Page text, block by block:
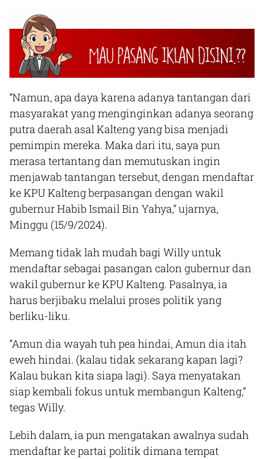
“Namun, apa daya karena adanya tantangan dari
masyarakat yang menginginkan adanya seorang
putra daerah asal Kalteng yang bisa menjadi
pemimpin mereka. Maka dari itu, saya pun
merasa tertantang dan memutuskan ingin
menjawab tantangan tersebut, dengan mendaftar
ke KPU Kalteng berpasangan dengan wakil
gubernur Habib Ismail Bin Yahya,” ujarnya,
Minggu (15/9/2024).
Memang tidak lah mudah bagi Willy untuk
mendaftar sebagai pasangan calon gubernur dan
wakil gubernur ke KPU Kalteng. Pasalnya, ia
harus berjibaku melalui proses politik yang
berliku-liku.
“Amun dia wayah tuh pea hindai, Amun dia itah
eweh hindai. (kalau tidak sekarang kapan lagi?
Kalau bukan kita siapa lagi). Saya menyatakan
siap kembali fokus untuk membangun Kalteng,”
tegas Willy.
Lebih dalam, ia pun mengatakan awalnya sudah
mendaftar ke partai politik dimana tempat